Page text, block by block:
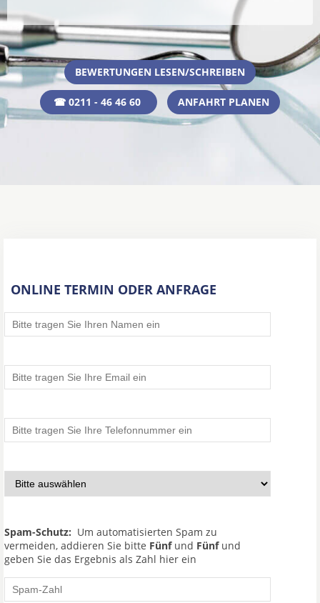
BEWERTUNGEN LESEN/SCHREIBEN
☎ 0211 - 46 46 60 ANFAHRT PLANEN
ONLINE TERMIN ODER ANFRAGE
Spam-Schutz: Um automatisierten Spam zu
vermeiden, addieren Sie bitte Fünfund Fünfund
geben Sie das Ergebnis als Zahl hier ein